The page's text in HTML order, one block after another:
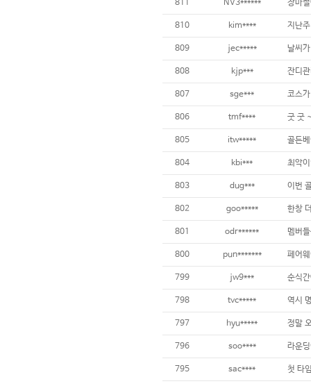
811 NV3******
810 kim****
809 jec*****
808 kjp***
807 sge*** 코스
806 tmf**** 굿 굿
805 itw***** 골든
804 kbi***
803 dug***
802 goo*****
801 odr******
800 pun*******
799 jw9***
798 tvc*****
797 hyu*****
796 soo****
795 sac****